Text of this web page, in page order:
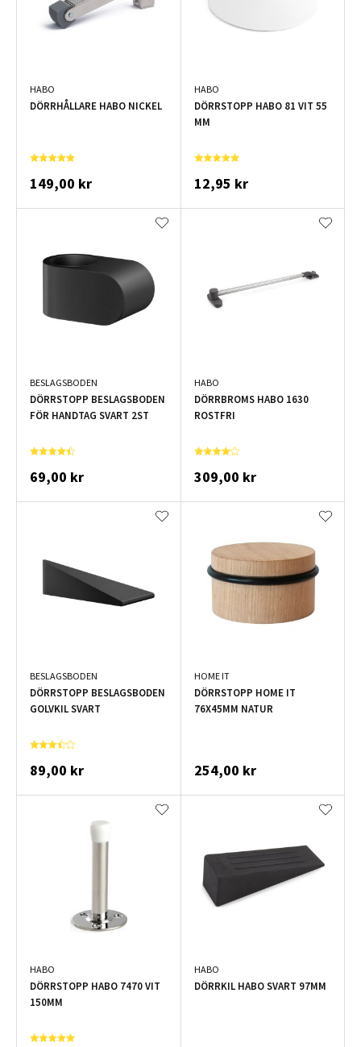
HABO
DÖRRHÅLLARE HABO NICKEL
149,00 kr
HABO
DÖRRSTOPP HABO 81 VIT 55
MM
12,95 kr
BESLAGSBODEN
DÖRRSTOPP BESLAGSBODEN
FÖR HANDTAG SVART 2ST
69,00 kr
HABO
DÖRRBROMS HABO 1630
ROSTFRI
309,00 kr
BESLAGSBODEN
DÖRRSTOPP BESLAGSBODEN
GOLVKIL SVART
89,00 kr
HOME IT
DÖRRSTOPP HOME IT
76X45MM NATUR
254,00 kr
HABO
DÖRRSTOPP HABO 7470 VIT
150MM
HABO
DÖRRKIL HABO SVART 97MM